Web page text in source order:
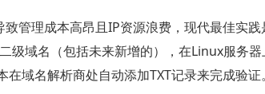
管理成本高昂且IP资源浪费，现代最佳实践
级域名（包括未来新增的），在Linux服务
域名解析商处自动添加TXT记录来完成验证。